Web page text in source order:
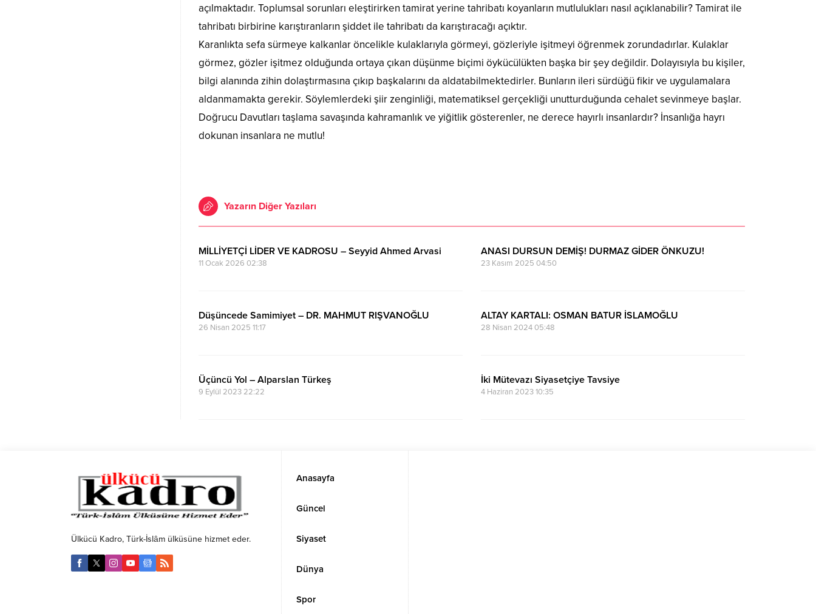
açılmaktadır. Toplumsal sorunları eleştirirken tamirat yerine tahribatı koyanların mutlulukları nasıl açıklanabilir? Tamirat ile
tahribatı birbirine karıştıranların şiddet ile tahribatı da karıştıracağı açıktır.
Karanlıkta sefa sürmeye kalkanlar öncelikle kulaklarıyla görmeyi, gözleriyle işitmeyi öğrenmek zorundadırlar. Kulaklar
görmez, gözler işitmez olduğunda ortaya çıkan düşünme biçimi öykücülükten başka bir şey değildir. Dolayısıyla bu kişiler,
bilgi alanında zihin dolaştırmasına çıkıp başkalarını da aldatabilmektedirler. Bunların ileri sürdüğü fikir ve uygulamalara
aldanmamakta gerekir. Söylemlerdeki şiir zenginliği, matematiksel gerçekliği unutturduğunda cehalet sevinmeye başlar.
Doğrucu Davutları taşlama savaşında kahramanlık ve yiğitlik gösterenler, ne derece hayırlı insanlardır? İnsanlığa hayrı
dokunan insanlara ne mutlu!
Yazarın Diğer Yazıları
MİLLİYETÇİ LİDER VE KADROSU – Seyyid Ahmed Arvasi
11 Ocak 2026 02:38
ANASI DURSUN DEMİŞ! DURMAZ GİDER ÖNKUZU!
23 Kasım 2025 04:50
Düşüncede Samimiyet – DR. MAHMUT RIŞVANOĞLU
26 Nisan 2025 11:17
ALTAY KARTALI: OSMAN BATUR İSLAMOĞLU
28 Nisan 2024 05:48
Üçüncü Yol – Alparslan Türkeş
9 Eylül 2023 22:22
İki Mütevazı Siyasetçiye Tavsiye
4 Haziran 2023 10:35
Ülkücü Kadro, Türk-İslâm ülküsüne hizmet eder.
Anasayfa
Güncel
Siyaset
Dünya
Spor